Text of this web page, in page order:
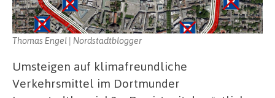
Thomas Engel | Nordstadtblogger
Umsteigen auf klimafreundliche
Verkehrsmittel im Dortmunder